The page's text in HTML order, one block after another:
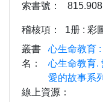
索書號：
稽核項：
1册 : 彩
叢書
名：
心生命教育
心生命教育.
愛的故事系
線上資源：